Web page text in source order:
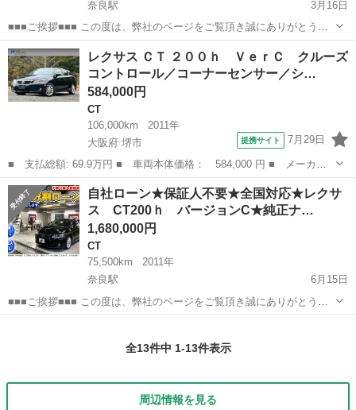
奈良駅
3月16日
■■■ご挨拶■■■ この度は、弊社のページをご覧頂き誠にありがとうご
ざいます. 弊社、カーマッチ京都店は、軽自動車、国産車、輸入車、
など幅広く扱っております、京都市東山区の中古車店で ございます。
お客様に満足頂ける...
奈良 奈良市 奈良駅
レクサス ＣＴ ２００ｈ ＶｅｒＣ クルーズ
コントロール／コーナーセンサー／シ…
584,000円
CT
106,000km
2011年
大阪府 堺市
提携サイト 7月29日
■ 支払総額: 69.9万円 ■ 車両本体価格： 584,000 円 ■ メーカー
名： レクサス ■ 車種名： ＣＴ ■ グレード名： ２００ｈ Ｖ
ｅｒＣ クルーズコントロール／コーナーセンサー／シートヒーター
／ＥＴＣ／Ｂ...
大阪 堺市 CT
自社ローン★保証人不要★全国対応★レクサ
ス CT200ｈ バージョンC★純正ナ…
1,680,000円
CT
75,500km
2011年
奈良駅
6月15日
■■■ご挨拶■■■ この度は、弊社のページをご覧頂き誠にありがとうご
ざいます. 弊社、カーマッチ京都店は、軽自動車、国産車、輸入車、
全13件中 1-13件表示
周辺情報を見る